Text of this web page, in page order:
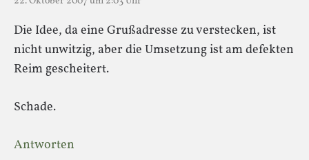
Die Idee, da eine Grußadresse zu verstecken, ist
nicht unwitzig, aber die Umsetzung ist am defekten
Reim gescheitert.
Schade.
Antworten